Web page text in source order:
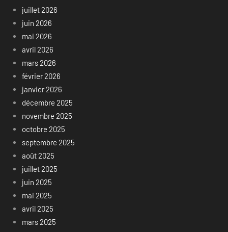
juillet 2026
juin 2026
mai 2026
avril 2026
mars 2026
février 2026
janvier 2026
décembre 2025
novembre 2025
octobre 2025
septembre 2025
août 2025
juillet 2025
juin 2025
mai 2025
avril 2025
mars 2025